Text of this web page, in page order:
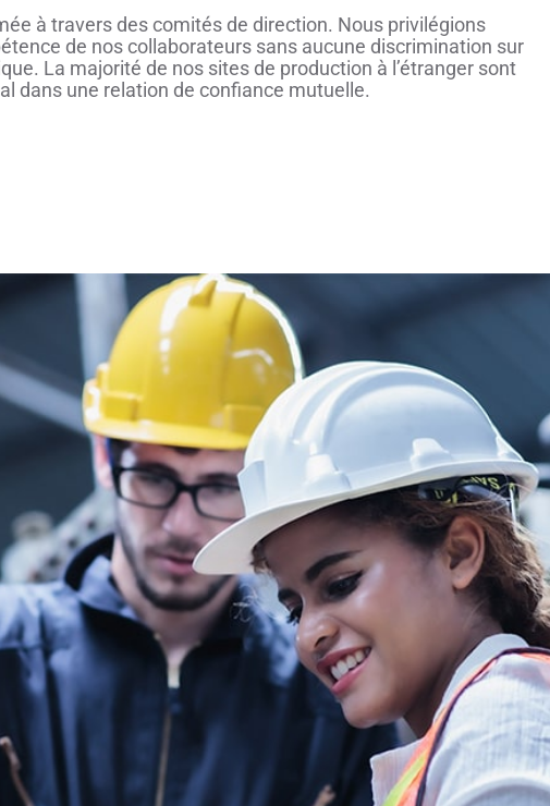
à travers des comités de direction. Nous privilégions
de nos collaborateurs sans aucune discrimination sur
La majorité de nos sites de production à l’étranger sont
dans une relation de confiance mutuelle.